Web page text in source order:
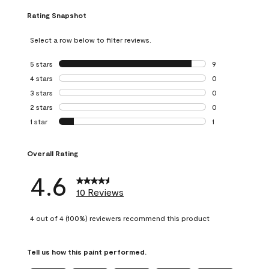
Rating Snapshot
Select a row below to filter reviews.
5 stars stars
9
9 reviews with 5
4 stars stars
0
0 reviews with 4
3 stars stars
0
0 reviews with 3
2 stars stars
0
0 reviews with 2
1 star stars
1
Overall Rating
4.6 10 Reviews
4 out of 4 (100%) reviewers recommend this product
Tell us how this paint performed.